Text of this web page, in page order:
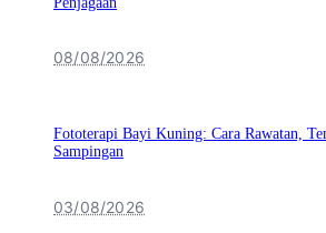
08/08/2026
Fototerapi Bayi Kuning: Cara Rawatan,
Sampingan
03/08/2026